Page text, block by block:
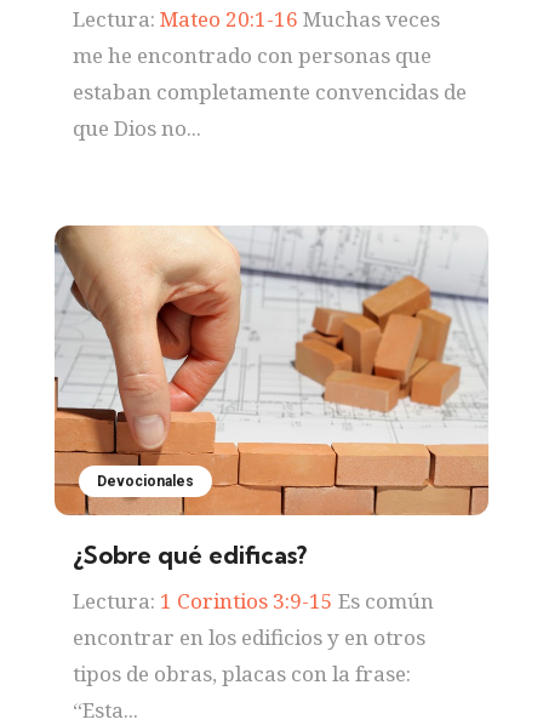
Lectura: Mateo 20:1-16 Muchas veces
me he encontrado con personas que
estaban completamente convencidas de
que Dios no...
Devocionales
¿Sobre qué edificas?
Lectura: 1 Corintios 3:9-15 Es común
encontrar en los edificios y en otros
tipos de obras, placas con la frase:
“Esta...